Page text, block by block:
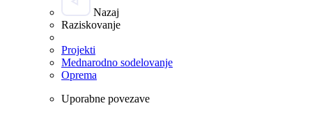
Nazaj
Raziskovanje
Projekti
Mednarodno sodelovanje
Oprema
Uporabne povezave